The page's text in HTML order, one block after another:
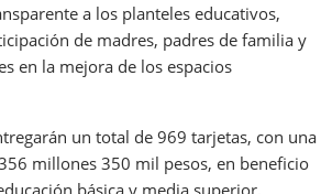
a los planteles educativos,
de madres, padres de familia y
en la mejora de los espacios
un total de 969 tarjetas, con una
millones 350 mil pesos, en beneficio